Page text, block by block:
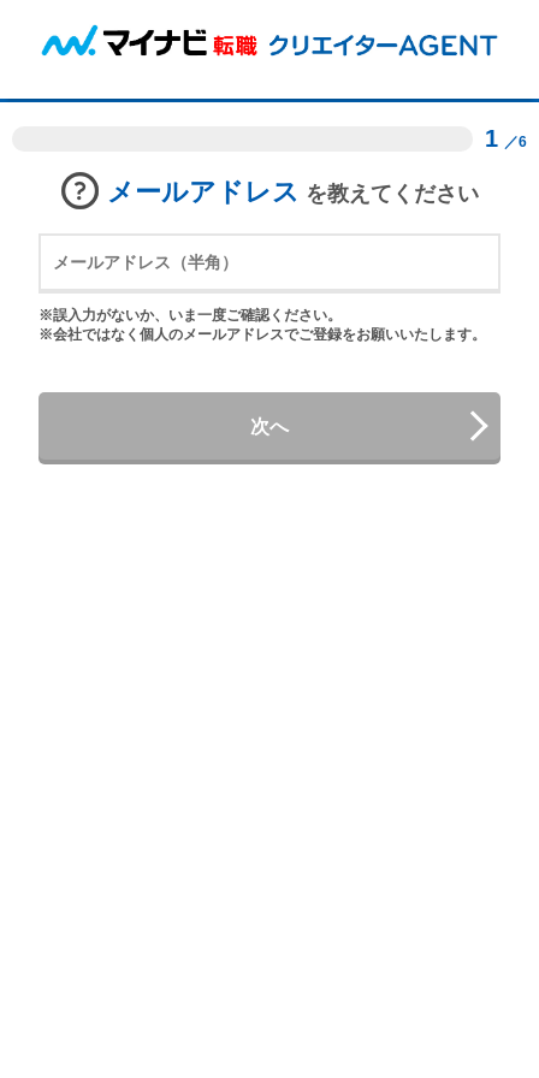
1 ／6
メールアドレス を教えてください
※誤入力がないか、いま一度ご確認ください。
※会社ではなく個人のメールアドレスでご登録をお願いいたします。
次へ